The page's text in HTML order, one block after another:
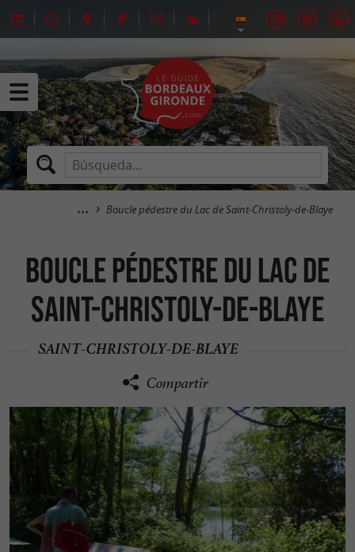
Boucle pédestre du Lac de Saint-Christoly-de-Blaye
Boucle pédestre du Lac de
Saint-Christoly-de-Blaye
SAINT-CHRISTOLY-DE-BLAYE
Compartir